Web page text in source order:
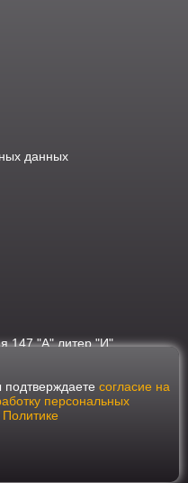
данных
147 "А" литер "И"
с требованиями
года №152-ФЗ "О персональных
возможно только при
персональных данных. Для
с пользователями мы
пользоваться сайтом, вы
cookie.
подтверждаете согласие на
персональных
Политике